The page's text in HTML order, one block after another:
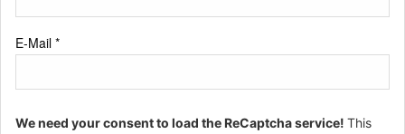
E-Mail *
We need your consent to load the ReCaptcha service! This